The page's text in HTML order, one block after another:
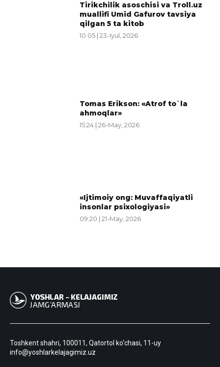
Tirikchilik asoschisi va Troll.uz
muallifi Umid Gafurov tavsiya
qilgan 5 ta kitob
10:05 | 23-Iyul, 2026
Tomas Erikson: «Atrof to`la
ahmoqlar»
15:24 | 26-May, 2026
«Ijtimoiy ong: Muvaffaqiyatli
insonlar psixologiyasi»
09:20 | 21-May, 2026
Toshkent shahri, 100011, Qatortol ko‘chasi, 11-uy
info@yoshlarkelajagimiz.uz